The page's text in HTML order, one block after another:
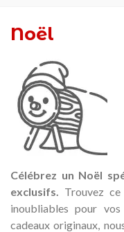
Noël
Célébrez un Noël
exclusifs. Trouvez
inoubliables pour
cadeaux originaux,
Médaille